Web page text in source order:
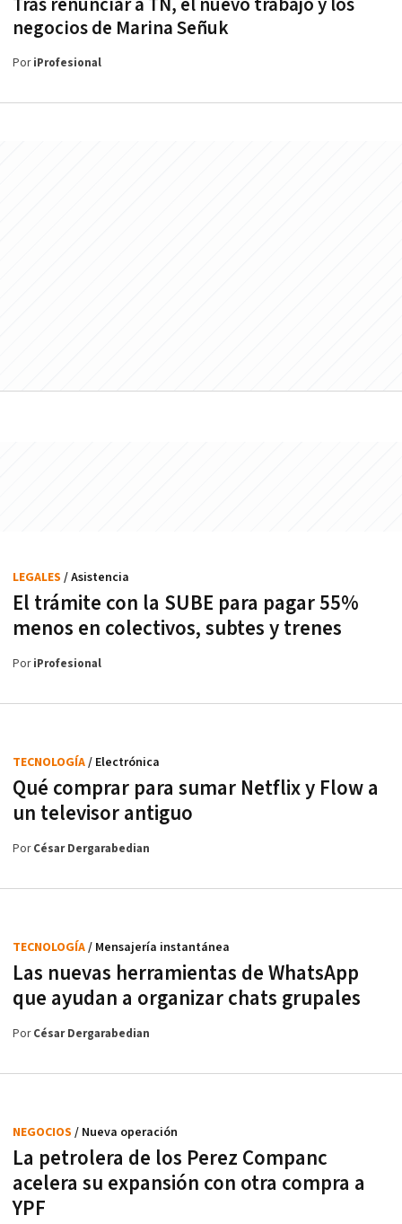
Tras renunciar a TN, el nuevo trabajo y los
negocios de Marina Señuk
PoriProfesional
El trámite con la SUBE para pagar 55%
menos en colectivos, subtes y trenes
LEGALES / Asistencia
PoriProfesional
Qué comprar para sumar Netflix y Flow a
un televisor antiguo
TECNOLOGÍA/ Electrónica
PorCésar Dergarabedian
Las nuevas herramientas de WhatsApp
que ayudan a organizar chats grupales
TECNOLOGÍA/ Mensajería instantánea
PorCésar Dergarabedian
La petrolera de los Perez Companc
acelera su expansión con otra compra a
YPF
NEGOCIOS / Nueva operación